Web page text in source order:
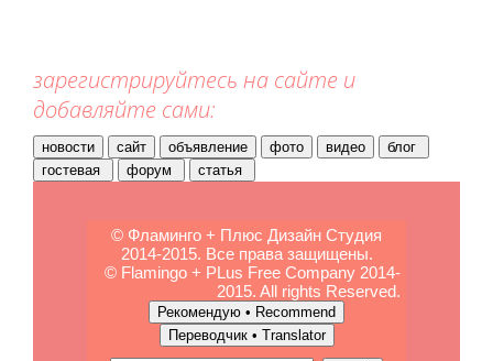
зарегистрируйтесь на сайте и
добавляйте сами:
© Фламинго + Плюс Дизайн Студия
2014-2015. Все права защищены.
© Flamingo + PLus Free Company 2014-
2015. All rights Reserved.